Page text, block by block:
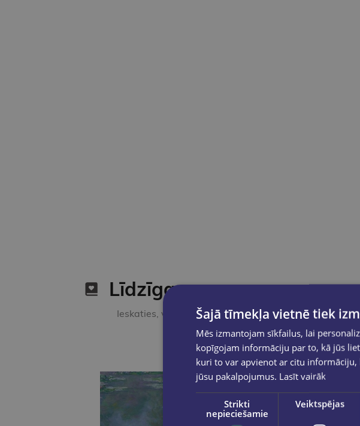
Līdzīgas preces
Ieskaties, varbūt noderŠajā tīmekļa vietnē tiek
Mēs izmantojam sīkfailus, lai
kopīgojam informāciju par to, kā jūs
kuri to var apvienot ar citu
jūsu pakalpojumus. Lasīt vairāk
Strikti
nepieciešamie
Veiktspējas